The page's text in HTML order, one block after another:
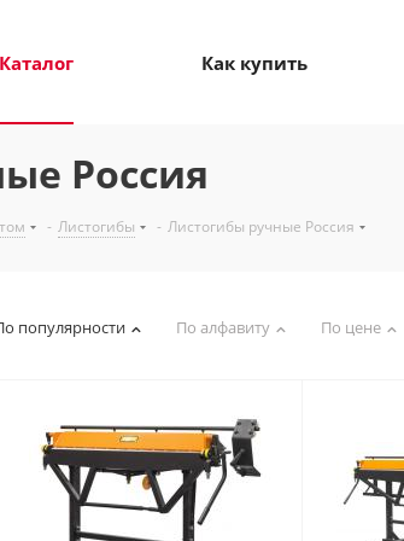
Каталог Как купить
Россия
- Листогибы - Листогибы ручные Россия
популярности По алфавиту По цене